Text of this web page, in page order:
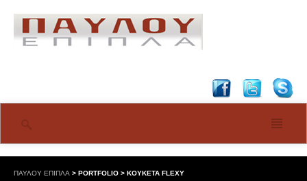
ΠΑΥΛΟΥ ΕΠΙΠΛΑ > PORTFOLIO > ΚΟΥΚΕΤΑ FLEXY